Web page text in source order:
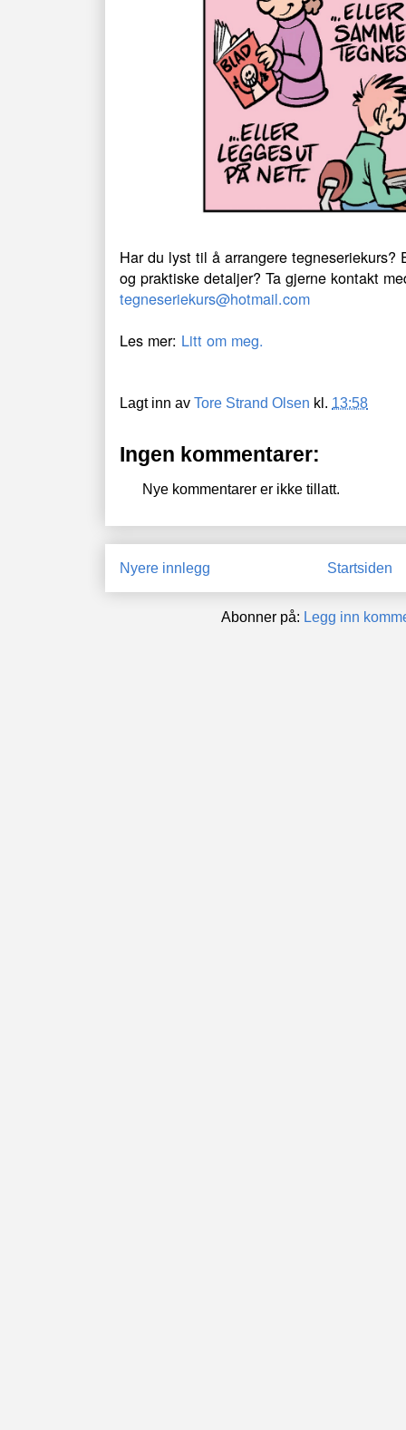
Har du lyst til å arrangere tegneseriekurs?
og praktiske detaljer? Ta gjerne kontakt
tegneseriekurs@hotmail.com
Les mer: Litt om meg.
Lagt inn av Tore Strand Olsen kl. 13:58
Ingen kommentarer:
Nye kommentarer er ikke tillatt.
Nyere innlegg Startsiden
Abonner på: Legg inn